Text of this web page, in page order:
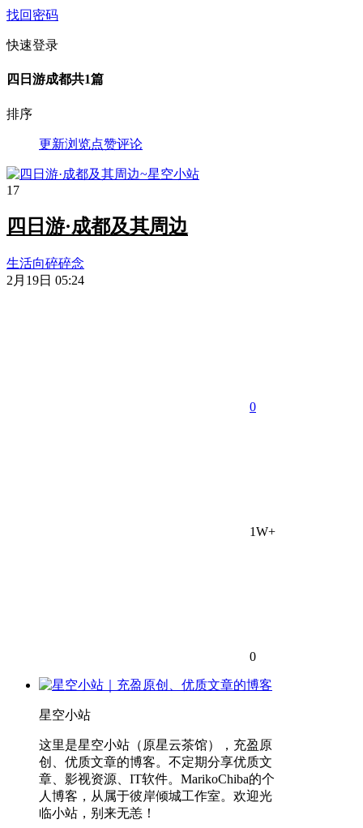
找回密码
快速登录
四日游成都共1篇
排序
更新浏览点赞评论
17
四日游·成都及其周边
生活向碎碎念
2月19日 05:24
0
1W+
0
星空小站
这里是星空小站（原星云茶馆），充盈原
创、优质文章的博客。不定期分享优质文
章、影视资源、IT软件。MarikoChiba的个
人博客，从属于彼岸倾城工作室。欢迎光
临小站，别来无恙！